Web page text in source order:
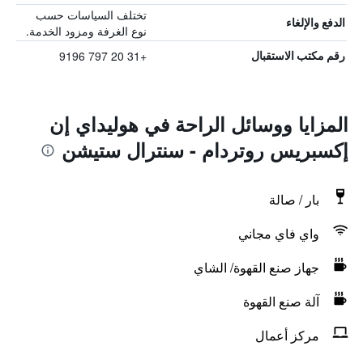
الدفع والإلغاء
تختلف السياسات حسب
نوع الغرفة ومزود الخدمة.
رقم مكتب الاستقبال +31 20 797 9196
المزايا ووسائل الراحة في هوليداي إن
إكسبريس روتردام - سنترال ستيشن
بار / صالة
واي فاي مجاني
جهاز صنع القهوة/ الشاي
آلة صنع القهوة
مركز أعمال